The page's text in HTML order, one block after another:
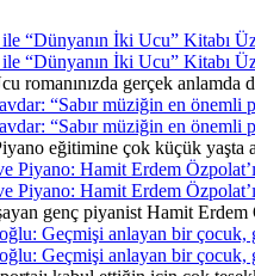
“Dünyanın İki Ucu” Kitabı
“Dünyanın İki Ucu” Kitabı
romanınızda gerçek anlamda
“Sabır müziğin en önemli
“Sabır müziğin en önemli
eğitimine çok küçük yaşta
Piyano: Hamit Erdem
Piyano: Hamit Erdem
genç piyanist Hamit
Geçmişi anlayan bir çocuk,
Geçmişi anlayan bir çocuk,